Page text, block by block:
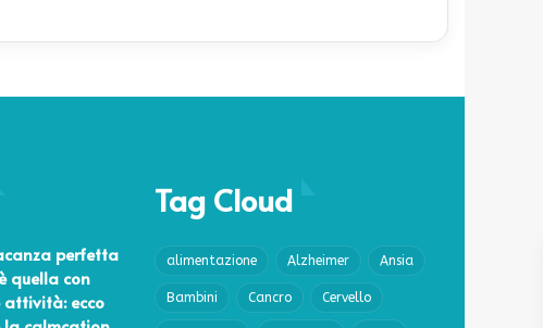
perfetta
quella con
attività: ecco
Tag Cloud
alimentazione Alzheimer Ansia
Bambini Cancro Cervello